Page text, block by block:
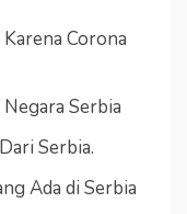
Corona
Serbia
Serbia.
Ada di Serbia